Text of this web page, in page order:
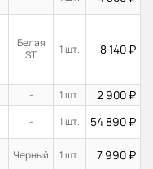
Белая
ST
1 шт. 8 140 ₽
- 1 шт. 2 900 ₽
- 1 шт. 54 890 ₽
Черный 1 шт. 7 990 ₽